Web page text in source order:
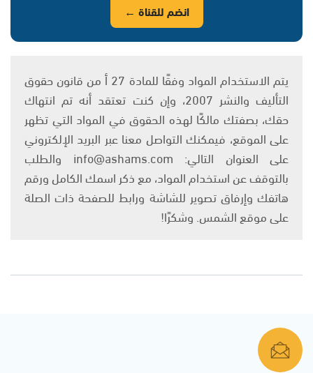
انضم للقناة ←
يتم الاستخدام المواد وفقًا للمادة 27 أ من قانون حقوق
التأليف والنشر 2007، وإن كنت تعتقد أنه تم انتهاك
حقك، بصفتك مالكًا لهذه الحقوق في المواد التي تظهر
على الموقع، فيمكنك التواصل معنا عبر البريد الإلكتروني
على العنوان التالي: info@ashams.com والطلب
بالتوقف عن استخدام المواد، مع ذكر اسمك الكامل ورقم
هاتفك وإرفاق تصوير للشاشة ورابط للصفحة ذات الصلة
على موقع الشمس. وشكرًا!